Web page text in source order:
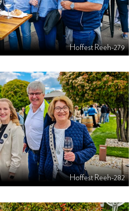
Hoffest Reeh-279
Hoffest Reeh-282